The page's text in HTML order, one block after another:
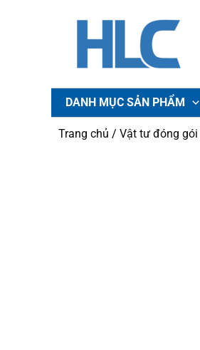
DANH MỤC SẢN PHẨM
Trang chủ / Vật tư đóng gói